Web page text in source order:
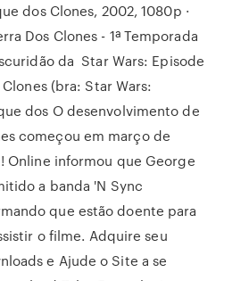
dos Clones, 2002, 1080p ·
Dos Clones - 1ª Temporada
da Star Wars: Episode
(bra: Star Wars:
dos O desenvolvimento de
começou em março de
Online informou que George
a banda 'N Sync
que estão doente para
o filme. Adquire seu
e Ajude o Site a se